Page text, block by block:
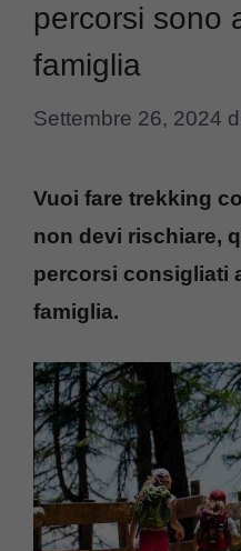
percorsi sono
famiglia
Settembre 26, 2024
Vuoi fare trekking
non devi rischiare,
percorsi consigliati
famiglia.